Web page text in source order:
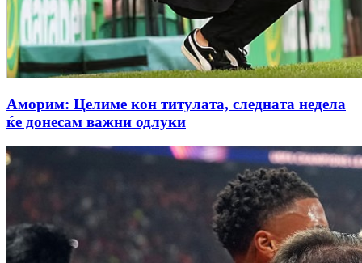
Аморим: Целиме кон титулата, следната недела
ќе донесам важни одлуки